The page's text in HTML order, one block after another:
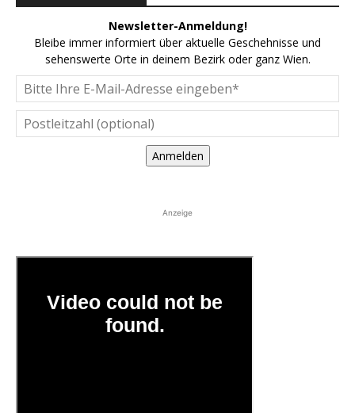
Newsletter-Anmeldung!
Bleibe immer informiert über aktuelle Geschehnisse und
sehenswerte Orte in deinem Bezirk oder ganz Wien.
Anmelden
Anzeige